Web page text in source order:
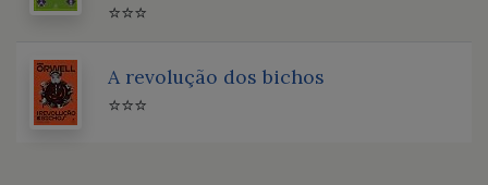
⭐⭐⭐
A revolução dos bichos
⭐⭐⭐